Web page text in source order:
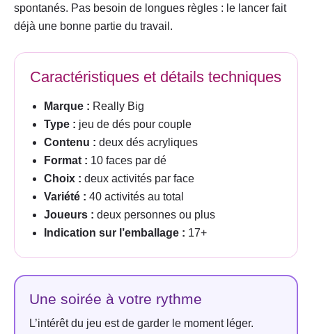
spontanés. Pas besoin de longues règles : le lancer fait
déjà une bonne partie du travail.
Caractéristiques et détails techniques
Marque : Really Big
Type : jeu de dés pour couple
Contenu : deux dés acryliques
Format : 10 faces par dé
Choix : deux activités par face
Variété : 40 activités au total
Joueurs : deux personnes ou plus
Indication sur l’emballage : 17+
Une soirée à votre rythme
L’intérêt du jeu est de garder le moment léger.